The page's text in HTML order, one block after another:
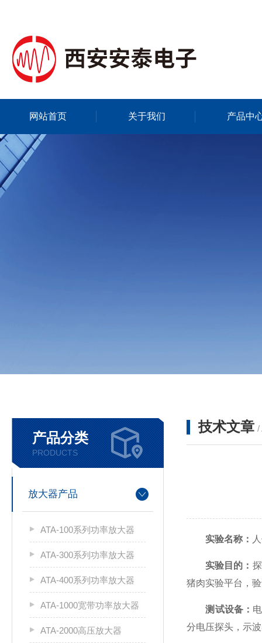
网站首页 关于我们 产品中
产品分类
PRODUCTS
放大器产品
ATA-100系列功率放大器
ATA-300系列功率放大器
ATA-400系列功率放大器
ATA-1000宽带功率放大器
ATA-2000高压放大器
技术文章 /
实验名称：
实验目的：
猪肉实验平台，
测试设备：
分电压探头，示